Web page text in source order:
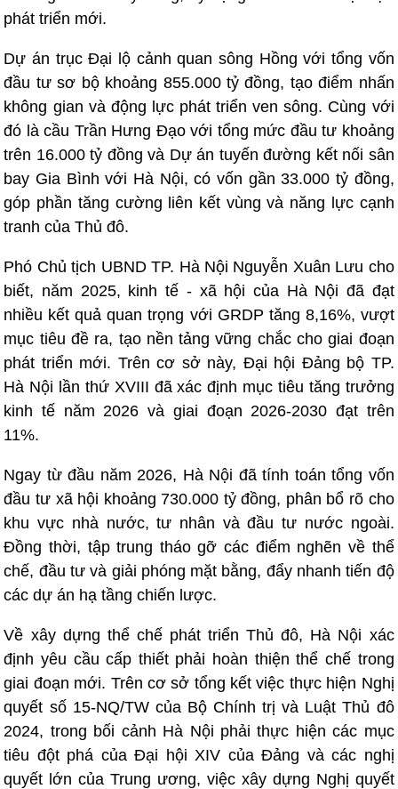
phát triển mới.
Dự án trục Đại lộ cảnh quan sông Hồng với tổng vốn
đầu tư sơ bộ khoảng 855.000 tỷ đồng, tạo điểm nhấn
không gian và động lực phát triển ven sông. Cùng với
đó là cầu Trần Hưng Đạo với tổng mức đầu tư khoảng
trên 16.000 tỷ đồng và Dự án tuyến đường kết nối sân
bay Gia Bình với Hà Nội, có vốn gần 33.000 tỷ đồng,
góp phần tăng cường liên kết vùng và năng lực cạnh
tranh của Thủ đô.
Phó Chủ tịch UBND TP. Hà Nội Nguyễn Xuân Lưu cho
biết, năm 2025, kinh tế - xã hội của Hà Nội đã đạt
nhiều kết quả quan trọng với GRDP tăng 8,16%, vượt
mục tiêu đề ra, tạo nền tảng vững chắc cho giai đoạn
phát triển mới. Trên cơ sở này, Đại hội Đảng bộ TP.
Hà Nội lần thứ XVIII đã xác định mục tiêu tăng trưởng
kinh tế năm 2026 và giai đoạn 2026-2030 đạt trên
11%.
Ngay từ đầu năm 2026, Hà Nội đã tính toán tổng vốn
đầu tư xã hội khoảng 730.000 tỷ đồng, phân bổ rõ cho
khu vực nhà nước, tư nhân và đầu tư nước ngoài.
Đồng thời, tập trung tháo gỡ các điểm nghẽn về thể
chế, đầu tư và giải phóng mặt bằng, đẩy nhanh tiến độ
các dự án hạ tầng chiến lược.
Về xây dựng thể chế phát triển Thủ đô, Hà Nội xác
định yêu cầu cấp thiết phải hoàn thiện thể chế trong
giai đoạn mới. Trên cơ sở tổng kết việc thực hiện Nghị
quyết số 15-NQ/TW của Bộ Chính trị và Luật Thủ đô
2024, trong bối cảnh Hà Nội phải thực hiện các mục
tiêu đột phá của Đại hội XIV của Đảng và các nghị
quyết lớn của Trung ương, việc xây dựng Nghị quyết